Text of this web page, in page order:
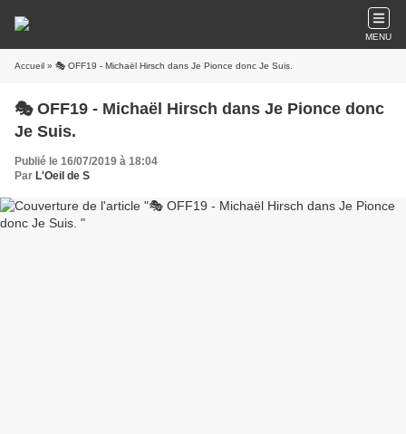
MENU
Accueil » 🎭 OFF19 - Michaël Hirsch dans Je Pionce donc Je Suis.
🎭 OFF19 - Michaël Hirsch dans Je Pionce donc
Je Suis.
Publié le 16/07/2019 à 18:04
Par L'Oeil de S